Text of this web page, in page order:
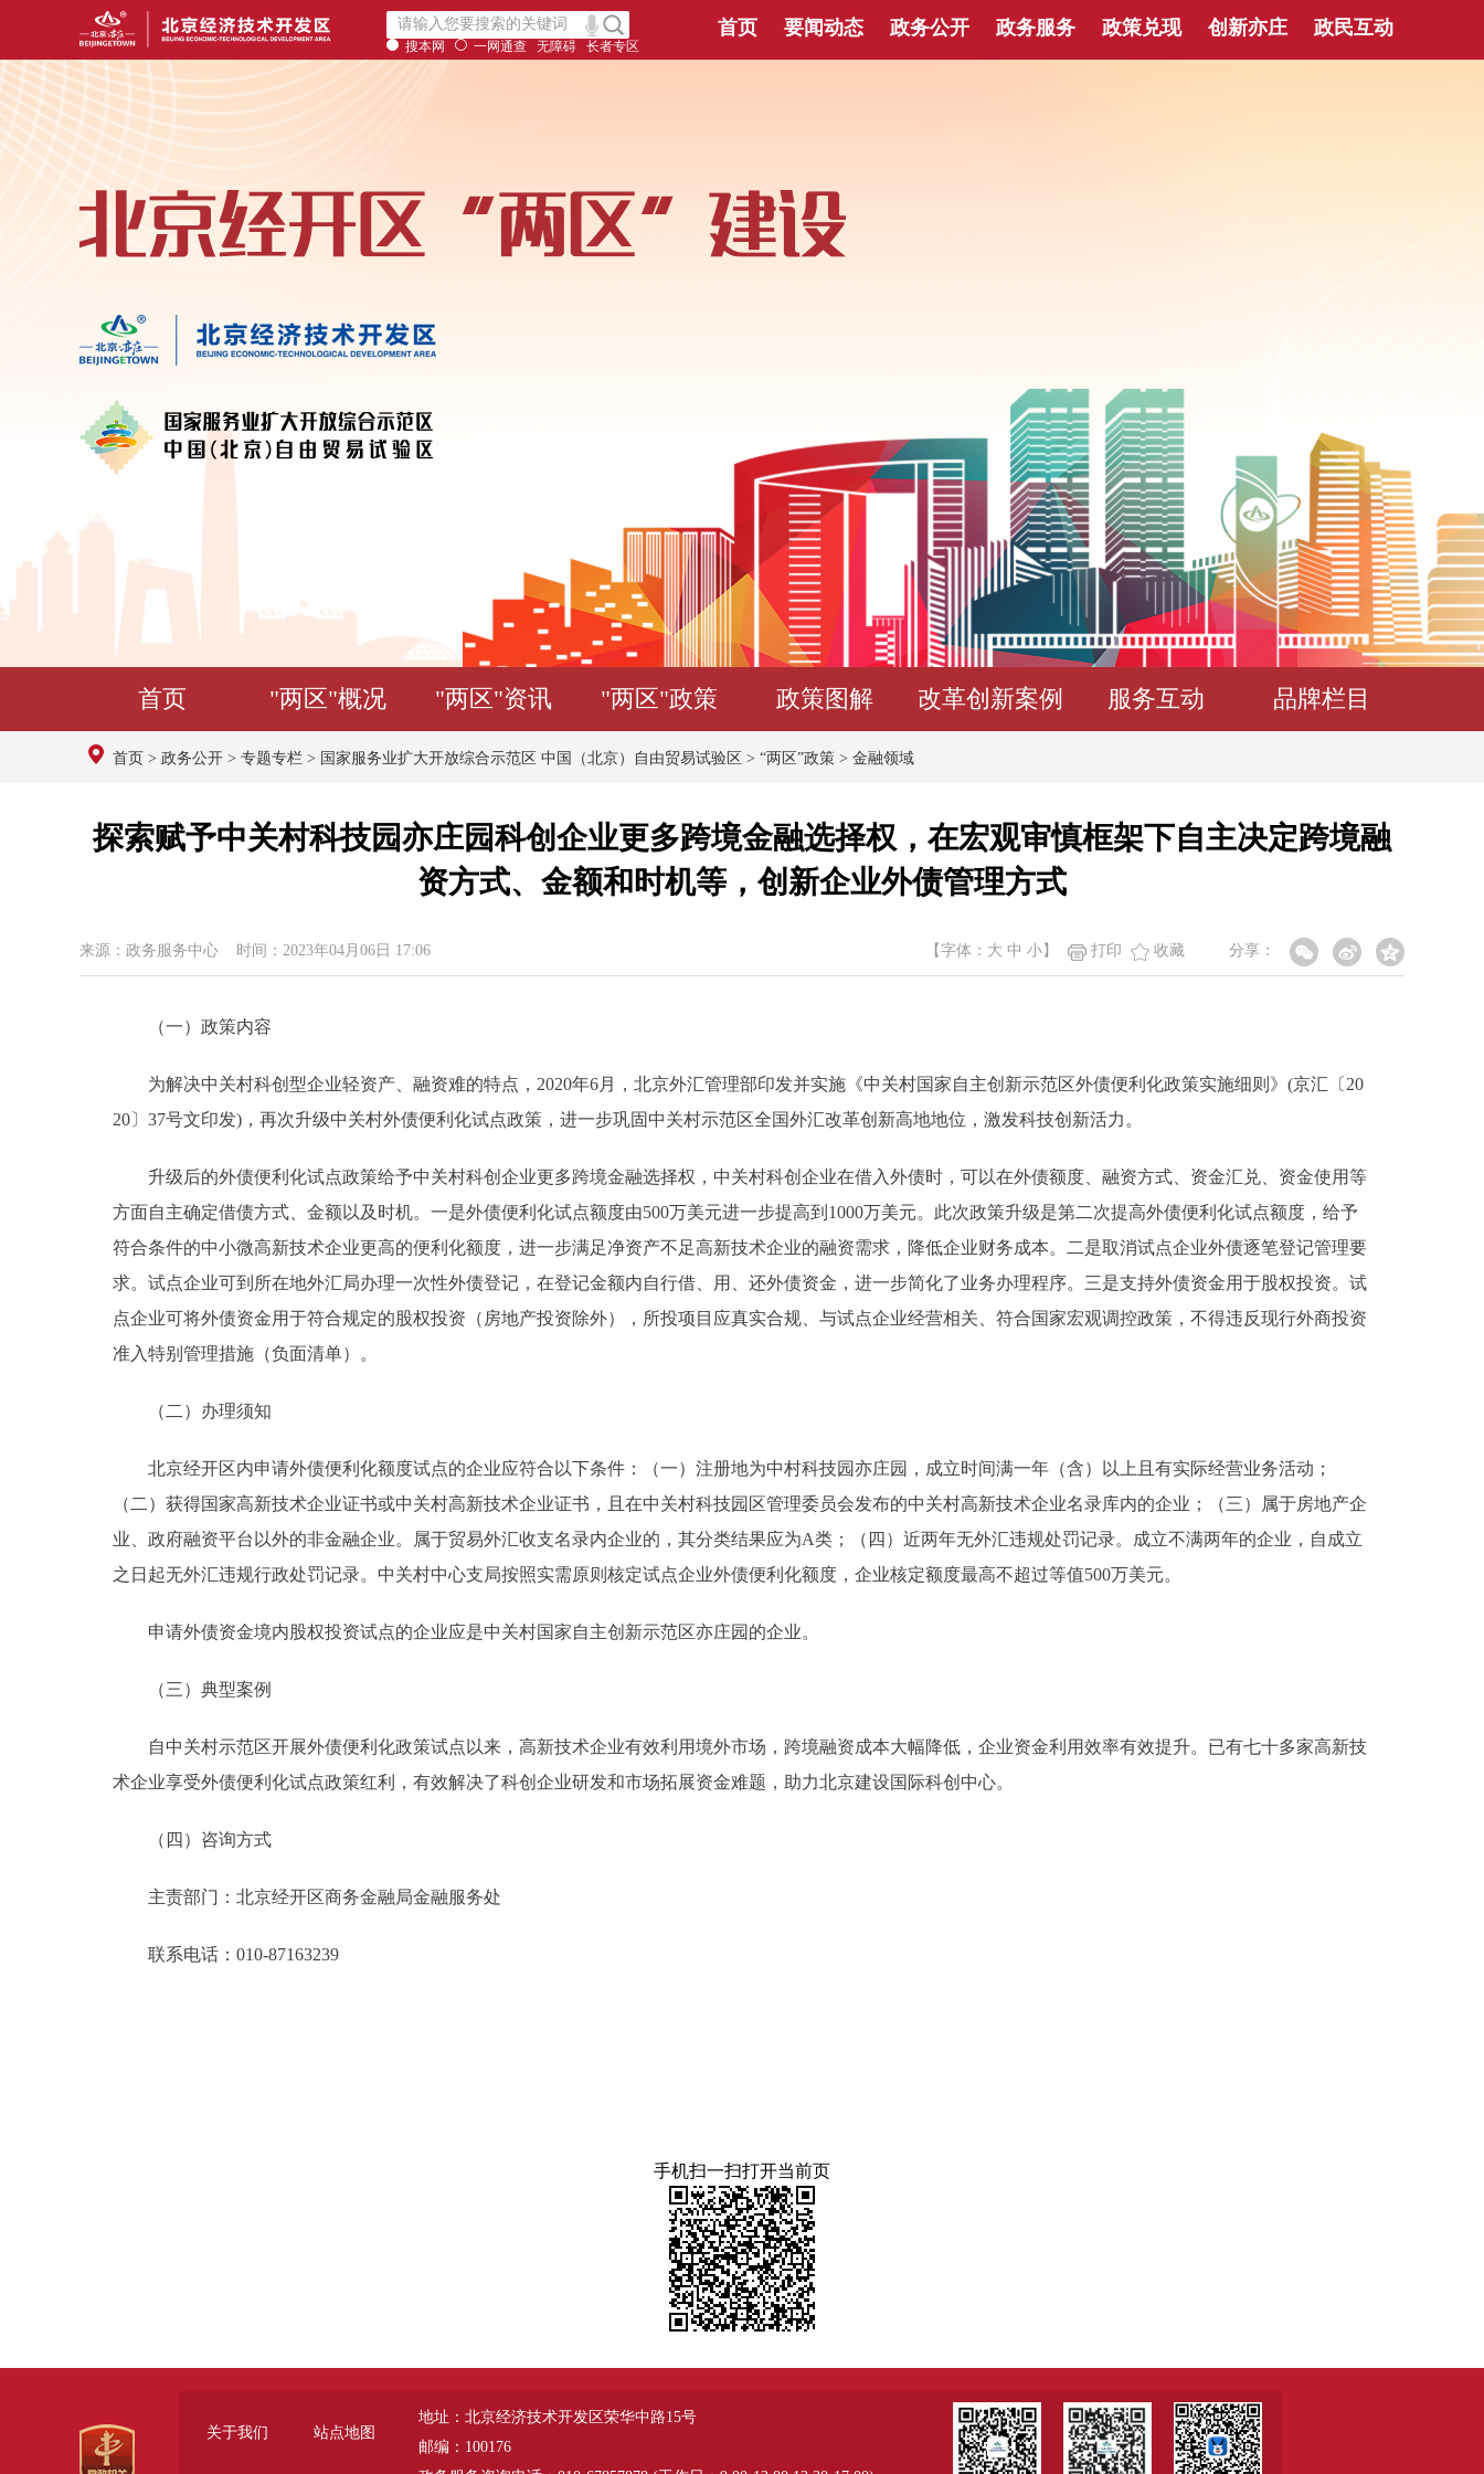
搜本网 一网通查 无障碍 长者专区
首页 要闻动态 政务公开 政务服务 政策兑现 创新亦庄 政民互动
首页 "两区"概况 "两区"资讯 "两区"政策 政策图解 改革创新案例 服务互动 品牌栏目
首页 > 政务公开 > 专题专栏 > 国家服务业扩大开放综合示范区 中国（北京）自由贸易试验区 > “两区”政策 > 金融领域
探索赋予中关村科技园亦庄园科创企业更多跨境金融选择权，在宏观审慎框架下自主决定跨境融
资方式、金额和时机等，创新企业外债管理方式
来源：政务服务中心 时间：2023年04月06日 17:06 分享：
【字体： 大 中 小 】 打印 收藏
（一）政策内容
为解决中关村科创型企业轻资产、融资难的特点，2020年6月，北京外汇管理部印发并实施《中关村国家自主创新示范区外债便利化政策实施细则》(京汇〔20
20〕37号文印发)，再次升级中关村外债便利化试点政策，进一步巩固中关村示范区全国外汇改革创新高地地位，激发科技创新活力。
升级后的外债便利化试点政策给予中关村科创企业更多跨境金融选择权，中关村科创企业在借入外债时，可以在外债额度、融资方式、资金汇兑、资金使用等
方面自主确定借债方式、金额以及时机。一是外债便利化试点额度由500万美元进一步提高到1000万美元。此次政策升级是第二次提高外债便利化试点额度，给予
符合条件的中小微高新技术企业更高的便利化额度，进一步满足净资产不足高新技术企业的融资需求，降低企业财务成本。二是取消试点企业外债逐笔登记管理要
求。试点企业可到所在地外汇局办理一次性外债登记，在登记金额内自行借、用、还外债资金，进一步简化了业务办理程序。三是支持外债资金用于股权投资。试
点企业可将外债资金用于符合规定的股权投资（房地产投资除外），所投项目应真实合规、与试点企业经营相关、符合国家宏观调控政策，不得违反现行外商投资
准入特别管理措施（负面清单）。
（二）办理须知
北京经开区内申请外债便利化额度试点的企业应符合以下条件：（一）注册地为中村科技园亦庄园，成立时间满一年（含）以上且有实际经营业务活动；
（二）获得国家高新技术企业证书或中关村高新技术企业证书，且在中关村科技园区管理委员会发布的中关村高新技术企业名录库内的企业；（三）属于房地产企
业、政府融资平台以外的非金融企业。属于贸易外汇收支名录内企业的，其分类结果应为A类；（四）近两年无外汇违规处罚记录。成立不满两年的企业，自成立
之日起无外汇违规行政处罚记录。中关村中心支局按照实需原则核定试点企业外债便利化额度，企业核定额度最高不超过等值500万美元。
申请外债资金境内股权投资试点的企业应是中关村国家自主创新示范区亦庄园的企业。
（三）典型案例
自中关村示范区开展外债便利化政策试点以来，高新技术企业有效利用境外市场，跨境融资成本大幅降低，企业资金利用效率有效提升。已有七十多家高新技
术企业享受外债便利化试点政策红利，有效解决了科创企业研发和市场拓展资金难题，助力北京建设国际科创中心。
（四）咨询方式
主责部门：北京经开区商务金融局金融服务处
联系电话：010-87163239
手机扫一扫打开当前页
关于我们 站点地图
地址：北京经济技术开发区荣华中路15号
邮编：100176